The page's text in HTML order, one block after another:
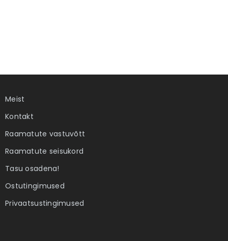
Meist
Kontakt
Raamatute vastuvõtt
Raamatute seisukord
Tasu osadena!
Ostutingimused
Privaatsustingimused